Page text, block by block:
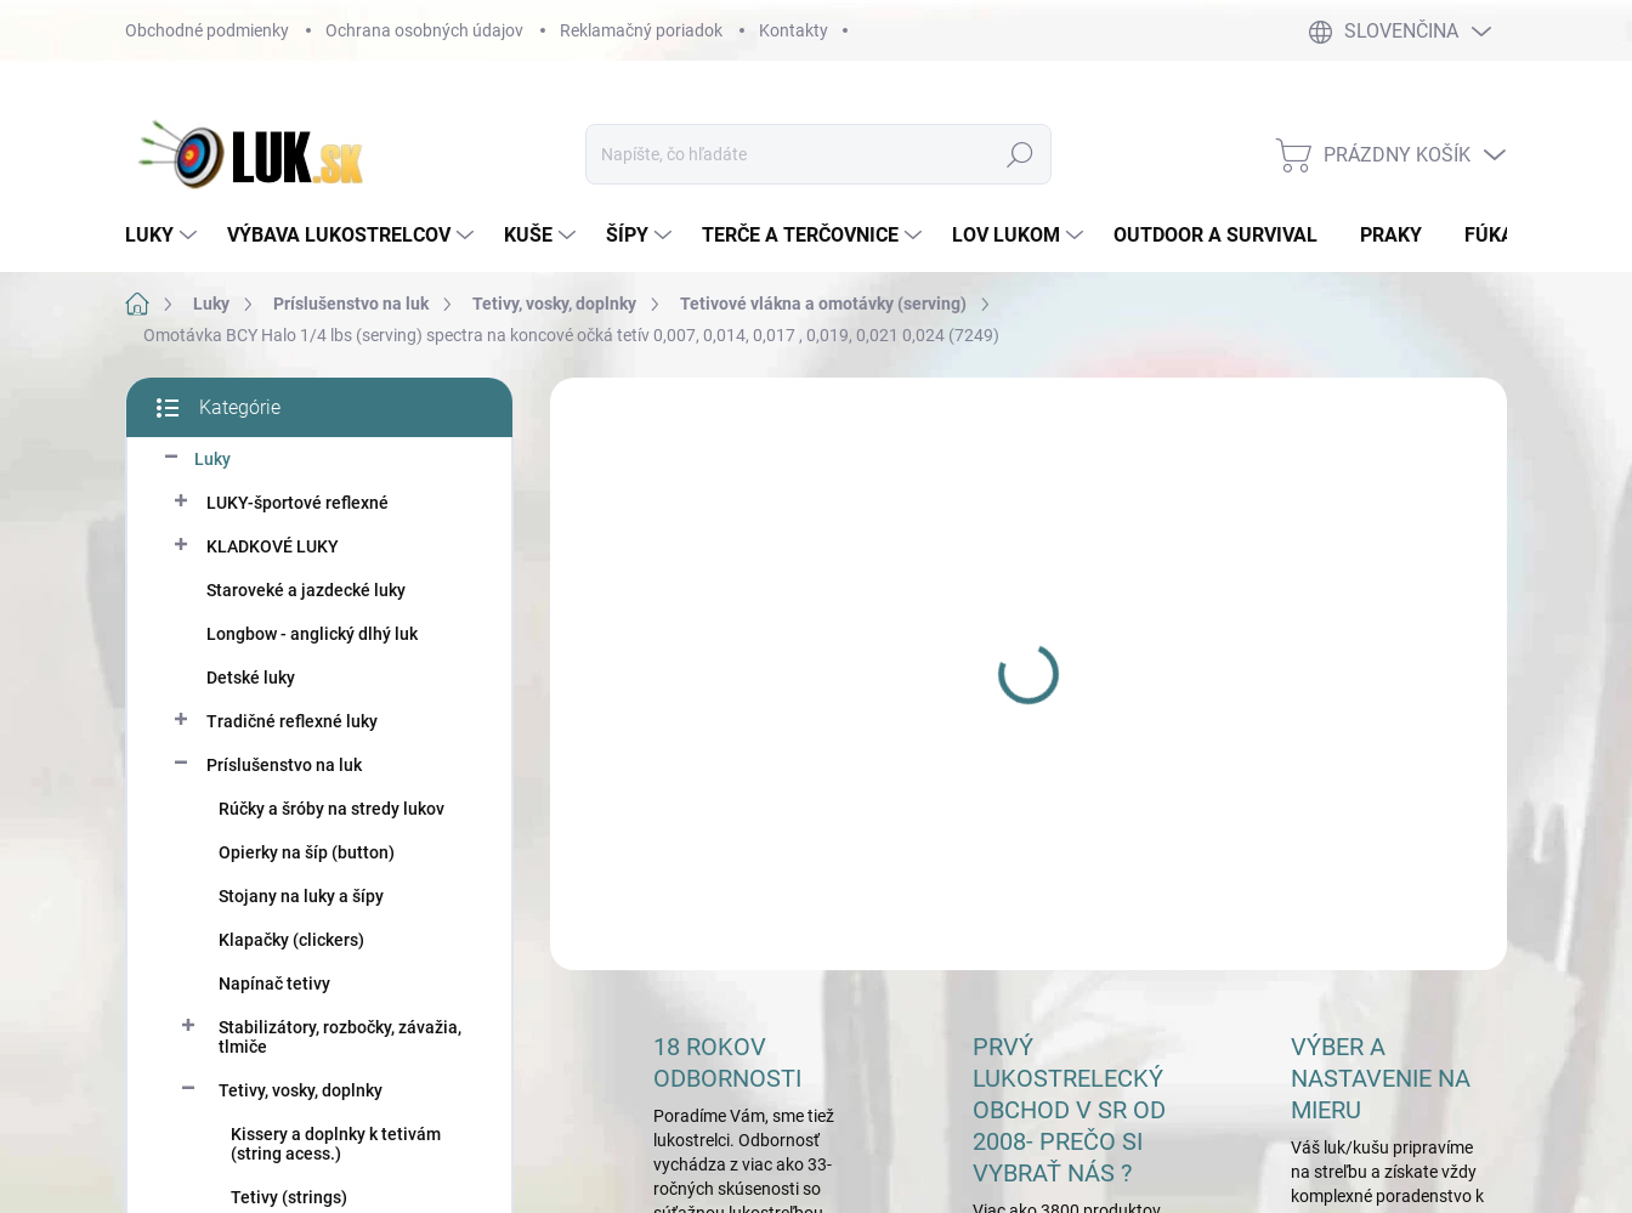
Obchodné podmienky Ochrana osobných údajov Reklamačný poriadok Kontakty SLOVENČINA
Hľadať
NÁKUPNÝ
PRÁZDNY KOŠÍK
LUKY VÝBAVA LUKOSTRELCOV KUŠE ŠÍPY TERČE A TERČOVNICE LOV LUKOM OUTDOOR A SURVIVAL PRAKY FÚKAČKY
DomovLuky Príslušenstvo na luk Tetivy, vosky, doplnky
Tetivové vlákna a omotávky (serving)
Omotávka BCY Halo 1/4 lbs (serving) spectra na koncové očká tetív 0,007, 0,014, 0,017 , 0,019, 0,021 0,024 (7249)
B
č
kategórie
Kategórie
Luky
LUKY-športové reflexné
KLADKOVÉ LUKY
Staroveké a jazdecké luky
Longbow - anglický dlhý luk
Detské luky
Tradičné reflexné luky
Príslušenstvo na luk
Rúčky a šróby na stredy lukov
Opierky na šíp (button)
Stojany na luky a šípy
Klapačky (clickers)
Napínač tetivy
Stabilizátory, rozbočky, závažia,
tlmiče
Tetivy, vosky, doplnky
Kissery a doplnky k tetivám
(string acess.)
Tetivy (strings)
DETAILNÉ INFORMÁCIE
18 ROKOV
ODBORNOSTI
Poradíme Vám, sme tiež
lukostrelci. Odbornosť
vychádza z viac ako 33-
ročných skúsenosti so
PRVÝ
LUKOSTRELECKÝ
OBCHOD V SR OD
2008- PREČO SI
VYBRAŤ NÁS ?
VÝBER A
NASTAVENIE NA
MIERU
Váš luk/kušu pripravíme
na streľbu a získate vždy
komplexné poradenstvo k